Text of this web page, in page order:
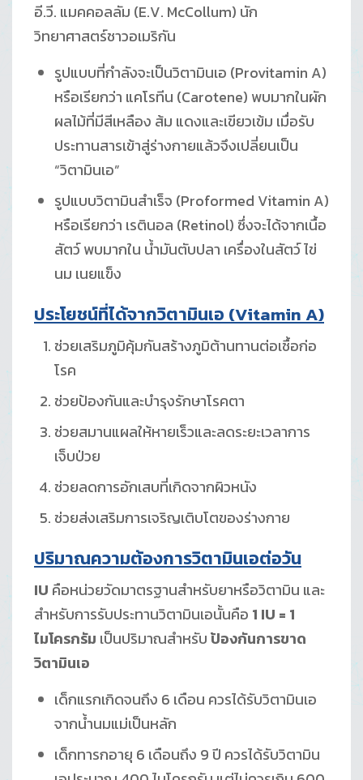
อี.วี. แมคคอลลัม (E.V. McCollum) นัก
วิทยาศาสตร์ชาวอเมริกัน
รูปแบบที่กำลังจะเป็นวิตามินเอ (Provitamin A)
หรือเรียกว่า แคโรทีน (Carotene) พบมากในผัก
ผลไม้ที่มีสีเหลือง ส้ม แดงและเขียวเข้ม เมื่อรับ
ประทานสารเข้าสู่ร่างกายแล้วจึงเปลี่ยนเป็น
“วิตามินเอ”
รูปแบบวิตามินสำเร็จ (Proformed Vitamin A)
หรือเรียกว่า เรตินอล (Retinol) ซึ่งจะได้จากเนื้อ
สัตว์ พบมากใน น้ำมันตับปลา เครื่องในสัตว์ ไข่
นม เนยแข็ง
ประโยชน์ที่ได้จากวิตามินเอ (Vitamin A)
ช่วยเสริมภูมิคุ้มกันสร้างภูมิต้านทานต่อเชื้อก่อ
โรค
ช่วยป้องกันและบำรุงรักษาโรคตา
ช่วยสมานแผลให้หายเร็วและลดระยะเวลาการ
เจ็บป่วย
ช่วยลดการอักเสบที่เกิดจากผิวหนัง
ช่วยส่งเสริมการเจริญเติบโตของร่างกาย
ปริมาณความต้องการวิตามินเอต่อวัน
IU คือหน่วยวัดมาตรฐานสำหรับยาหรือวิตามิน และ
สำหรับการรับประทานวิตามินเอนั้นคือ 1 IU = 1
ไมโครกรัม เป็นปริมาณสำหรับป้องกันการขาด
วิตามินเอ
เด็กแรกเกิดจนถึง 6 เดือน ควรได้รับวิตามินเอ
จากน้ำนมแม่เป็นหลัก
เด็กทารกอายุ 6 เดือนถึง 9 ปี ควรได้รับวิตามิน